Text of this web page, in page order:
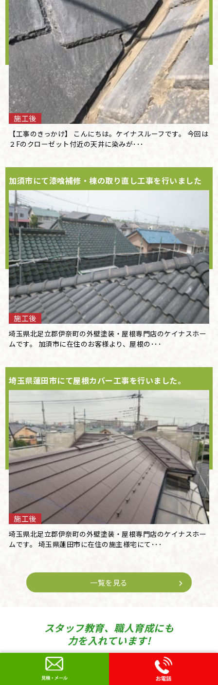
施工後
【工事のきっかけ】 こんにちは。ケイナスルーフです。 今回は
２Fのクローゼット付近の天井に染みが･･･
加須市にて漆喰補修・棟の取り直し工事を行いました
施工後
埼玉県北足立郡伊奈町の外壁塗装・屋根専門店のケイナスホー
ムです。 加須市に在住のお客様より、屋根の･･･
埼玉県蓮田市にて屋根カバー工事を行いました。
施工後
埼玉県北足立郡伊奈町の外壁塗装・屋根専門店のケイナスホー
ムです。 埼玉県蓮田市に在住の施主様宅にて･･･
一覧を見る
スタッフ教育、職人育成にも
力を入れています!